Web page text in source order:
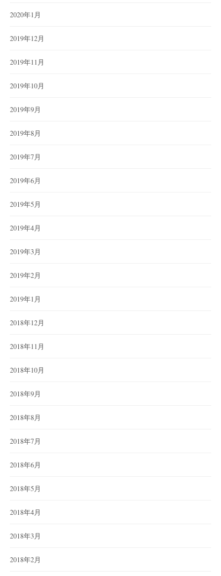
2020年1月
2019年12月
2019年11月
2019年10月
2019年9月
2019年8月
2019年7月
2019年6月
2019年5月
2019年4月
2019年3月
2019年2月
2019年1月
2018年12月
2018年11月
2018年10月
2018年9月
2018年8月
2018年7月
2018年6月
2018年5月
2018年4月
2018年3月
2018年2月